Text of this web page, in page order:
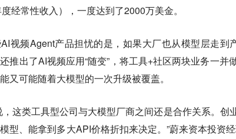
经常性收入），一度达到了2000万美金。
视频Agent产品担忧的是，如果大厂也从模型层走到
推出了AI视频应用“随变”，将工具+社区两块业务一
又可能随着大模型的一次升级被覆盖。
，这类工具型公司与大模型厂商之间还是合作关系。创
型、能拿到多大API价格折扣来决定。”蔚来资本投资